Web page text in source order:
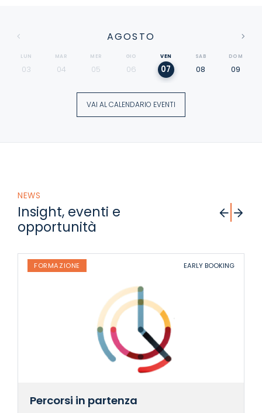
AGOSTO
LUN
03
MAR
04
MER
05
GIO
06
VEN
07
SAB
08
DOM
09
VAI AL CALENDARIO EVENTI
NEWS
Insight, eventi e
opportunità
FORMAZIONE EARLY BOOKING
Percorsi in partenza